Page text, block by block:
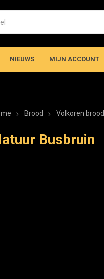
NIEUWS MIJN ACCOUNT
Brood Volkoren brood
Busbruin